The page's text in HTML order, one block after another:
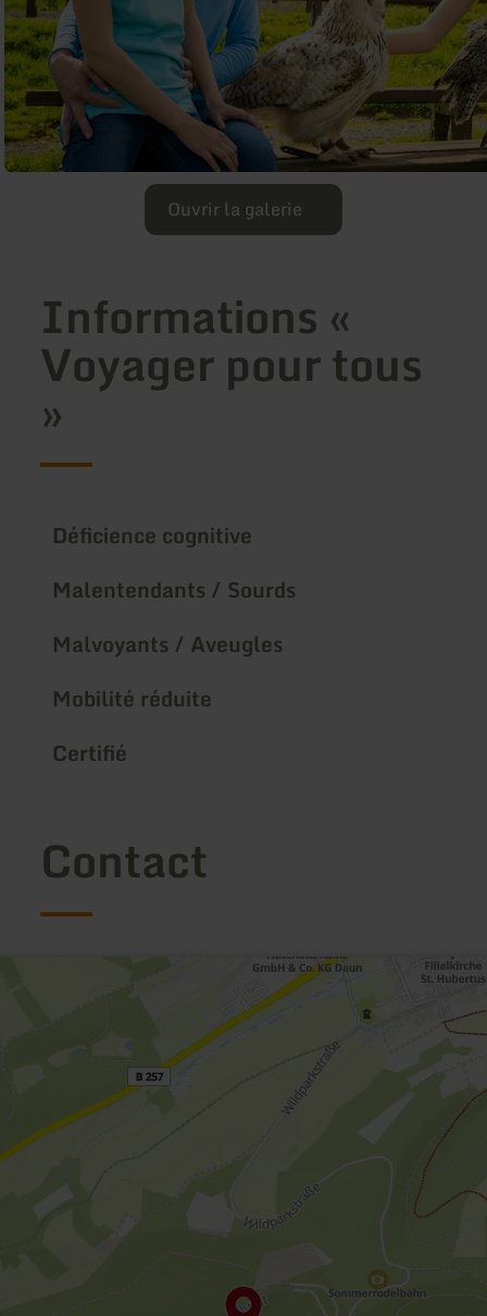
Ouvrir la galerie
Informations «
Voyager pour tous
»
Déficience cognitive
Malentendants / Sourds
Malvoyants / Aveugles
Mobilité réduite
Certifié
Contact